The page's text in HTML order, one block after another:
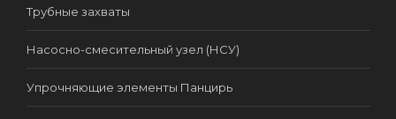
Трубные захваты
Насосно-смесительный узел (НСУ)
Упрочняющие элементы Панцирь